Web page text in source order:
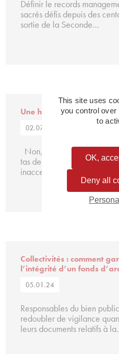
Définir le records
sacrés défis depuis des
sortie de la Seconde…
Une histoire de mots :
02.07.21
Non, le mot archive ne
tas de documents
inaccessibles qui…
Collectivités : comment
l’intégrité d’un fonds
05.01.24
Responsables du bien
redoubler de vigilance
leurs documents relatifs à
This site uses
you control over
to
OK,
Deny all